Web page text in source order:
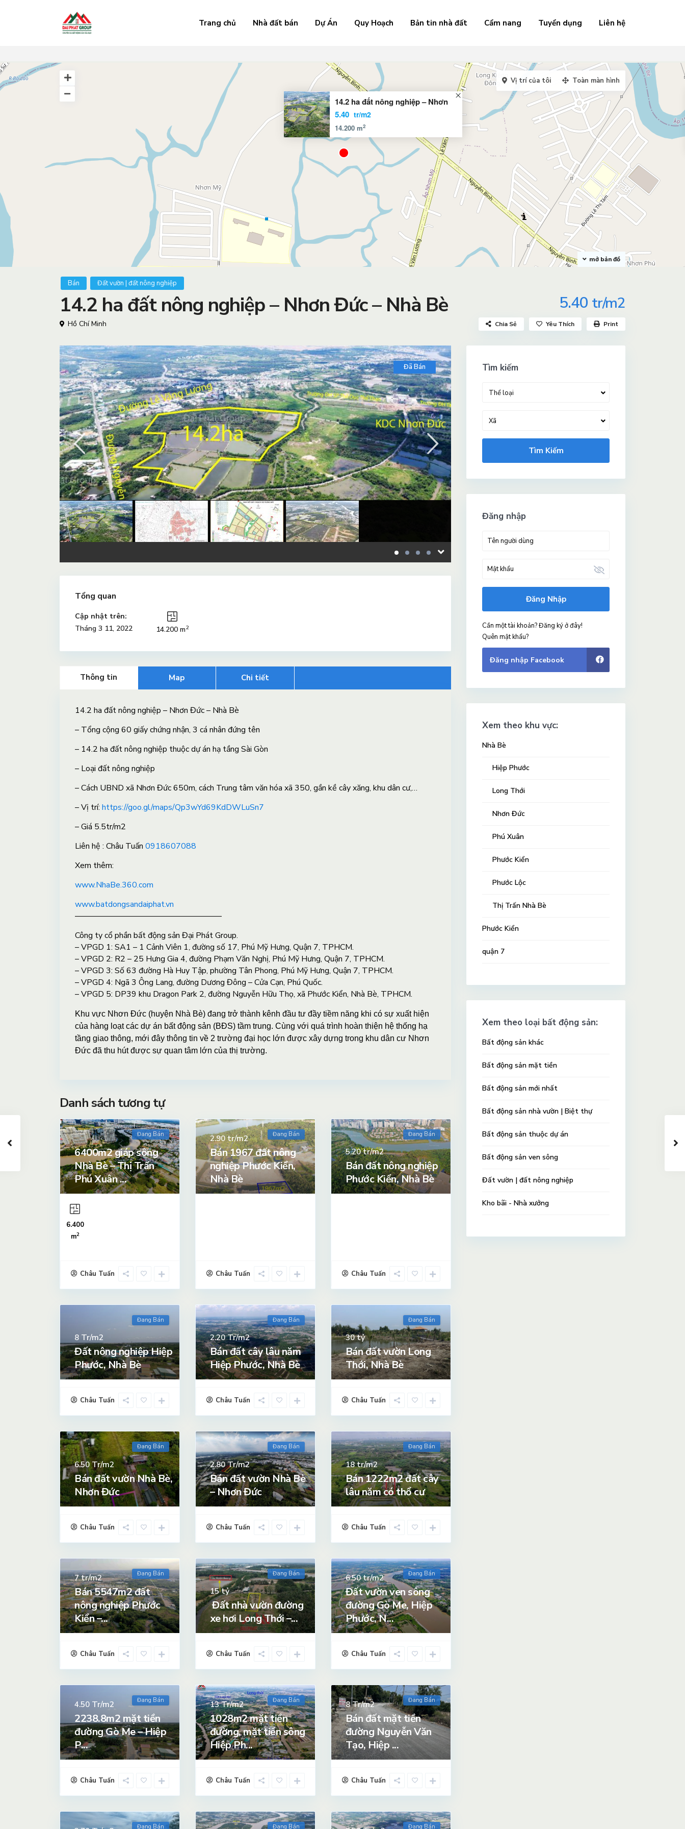
Trang chủ Nhà đất bán Dự Án Quy Hoạch Bản tin nhà đất Cẩm nang Tuyển dụng Liên hệ
14.2 ha đất nông nghiệp – Nhơn
5.40 tr/m2
14.200 m2
mở bản đồ
Vị trí của tôi Toàn màn hình
Bán Đất vườn | đất nông nghiệp
14.2 ha đất nông nghiệp – Nhơn Đức – Nhà Bè 5.40 tr/m2
Hồ Chí Minh Chia Sẻ Yêu Thích Print
Đã Bán
Tổng quan
Cập nhật trên:
Tháng 3 11, 2022
14.200 m2
Thông tin Map Chi tiết
14.2 ha đất nông nghiệp – Nhơn Đức – Nhà Bè
– Tổng cộng 60 giấy chứng nhận, 3 cá nhân đứng tên
– 14.2 ha đất nông nghiệp thuộc dự án hạ tầng Sài Gòn
– Loại đất nông nghiệp
– Cách UBND xã Nhơn Đức 650m, cách Trung tâm văn hóa xã 350, gần kề cây xăng, khu dân cư,…
– Vị trí: https://goo.gl/maps/Qp3wYd69KdDWLuSn7
– Giá 5.5tr/m2
Liên hệ : Châu Tuấn 0918607088
Xem thêm:
www.NhaBe.360.com
www.batdongsandaiphat.vn
——————————————————
Công ty cổ phần bất động sản Đại Phát Group.
– VPGD 1: SA1 – 1 Cảnh Viên 1, đường số 17, Phú Mỹ Hưng, Quận 7, TPHCM.
– VPGD 2: R2 – 25 Hưng Gia 4, đường Phạm Văn Nghị, Phú Mỹ Hưng, Quận 7, TPHCM.
– VPGD 3: Số 63 đường Hà Huy Tập, phường Tân Phong, Phú Mỹ Hưng, Quận 7, TPHCM.
– VPGD 4: Ngã 3 Ông Lang, đường Dương Đông – Cửa Cạn, Phú Quốc.
– VPGD 5: DP39 khu Dragon Park 2, đường Nguyễn Hữu Thọ, xã Phước Kiển, Nhà Bè, TPHCM.
Khu vực Nhơn Đức (huyện Nhà Bè) đang trở thành kênh đầu tư đầy tiềm năng khi có sự xuất hiện
của hàng loạt các dự án bất động sản (BĐS) tầm trung. Cùng với quá trình hoàn thiện hệ thống hạ
tầng giao thông, mới đây thông tin về 2 trường đại học lớn được xây dựng trong khu dân cư Nhơn
Đức đã thu hút được sự quan tâm lớn của thị trường.
Danh sách tương tự
Đang Bán
6400m2 giáp sông
Nhà Bè – Thị Trấn
Phú Xuân ...
6.400
m2
Châu Tuấn
Đang Bán
2.90tr/m2
Bán 1967 đất nông
nghiệp Phước Kiển,
Nhà Bè
Châu Tuấn
Đang Bán
5.20tr/m2
Bán đất nông nghiệp
Phước Kiển, Nhà Bè
Châu Tuấn
Đang Bán
8 Tr/m2
Đất nông nghiệp Hiệp
Phước, Nhà Bè
Châu Tuấn
Đang Bán
2.20Tr/m2
Bán đất cây lâu năm
Hiệp Phước, Nhà Bè
Châu Tuấn
Đang Bán
30tỷ
Bán đất vườn Long
Thới, Nhà Bè
Châu Tuấn
Đang Bán
6.50Tr/m2
Bán đất vườn Nhà Bè,
Nhơn Đức
Châu Tuấn
Đang Bán
2.80Tr/m2
Bán đất vườn Nhà Bè
– Nhơn Đức
Châu Tuấn
Đang Bán
18tr/m2
Bán 1222m2 đất cây
lâu năm có thổ cư
Châu Tuấn
Đang Bán
7tr/m2
Bán 5547m2 đất
nông nghiệp Phước
Kiển –...
Châu Tuấn
Đang Bán
15tỷ
Đất nhà vườn đường
xe hơi Long Thới –...
Châu Tuấn
Đang Bán
6.50tr/m2
Đất vườn ven sông
đường Gò Me, Hiệp
Phước, N...
Châu Tuấn
Đang Bán
4.50 Tr/m2
2238.8m2 mặt tiền
đường Gò Me – Hiệp
P...
Châu Tuấn
Đang Bán
13Tr/m2
1028m2 mặt tiền
đường, mặt tiền sông
Hiệp Ph...
Châu Tuấn
Đang Bán
8Tr/m2
Bán đất mặt tiền
đường Nguyễn Văn
Tạo, Hiệp ...
Châu Tuấn
Đang Bán Đang Bán Đang Bán
Tìm kiếm
Thể loại
Xã
Tìm Kiếm
Đăng nhập
Đăng Nhập
Cần một tài khoản? Đăng ký ở đây!
Quên mật khẩu?
Đăng nhập Facebook
Xem theo khu vực:
Nhà Bè
Hiệp Phước
Long Thới
Nhơn Đức
Phú Xuân
Phước Kiển
Phước Lộc
Thị Trấn Nhà Bè
Phước Kiển
quận 7
Xem theo loại bất động sản:
Bất động sản khác
Bất động sản mặt tiền
Bất động sản mới nhất
Bất động sản nhà vườn | Biệt thự
Bất động sản thuộc dự án
Bất động sản ven sông
Đất vườn | đất nông nghiệp
Kho bãi - Nhà xưởng